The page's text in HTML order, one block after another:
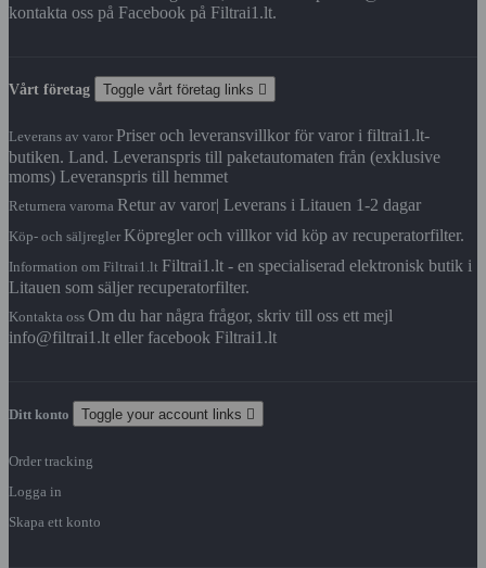
kontakta oss på Facebook på Filtrai1.lt.
Vårt företag Toggle vårt företag links 
Leverans av varor Priser och leveransvillkor för varor i filtrai1.lt-
butiken. Land. Leveranspris till paketautomaten från (exklusive
moms) Leveranspris till hemmet
Returnera varorna Retur av varor| Leverans i Litauen 1-2 dagar
Köp- och säljregler Köpregler och villkor vid köp av recuperatorfilter.
Information om Filtrai1.lt Filtrai1.lt - en specialiserad elektronisk butik i
Litauen som säljer recuperatorfilter.
Kontakta oss Om du har några frågor, skriv till oss ett mejl
info@filtrai1.lt eller facebook Filtrai1.lt
Ditt konto Toggle your account links 
Order tracking
Logga in
Skapa ett konto